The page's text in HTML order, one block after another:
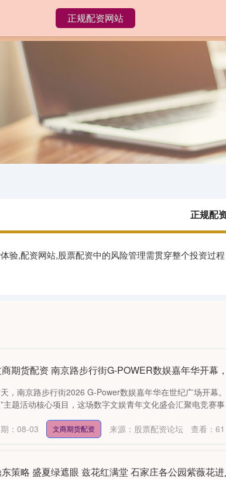
恒汇证券
正规配
验,配资网站,股票配资中的风险管理需贯穿整个投资过
正规配资网站
期货配资 南京路步行街G-POWER数娱嘉年华开幕
，南京路步行街2026 G-Power数娱嘉年华在世纪广场开幕
主题活动核心项目，这场数字文娱青年文化盛会汇聚电竞赛
：08-03 文商期货配资 来源：股票配资论坛 查看： 61
策略 盛夏绿遮眼 兹花红满堂 石家庄各公园紫薇花